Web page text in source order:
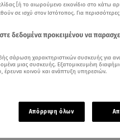
στα αποτελέσματα αναζήτησης
on Google
που συνέλαβαν τους
επεισόδια στηΝέα
[ή το αιωρούμενο εικονίδιο στο κάτω
σε ισχύ στον Ιστότοπος. Για
δεδομένα προκειμένου να
σάρωση χαρακτηριστικών συσκευής για
μιας συσκευής. Εξατομικευμένη
έρευνα κοινού και ανάπτυξη υπηρεσιών.
Απόρριψη όλων